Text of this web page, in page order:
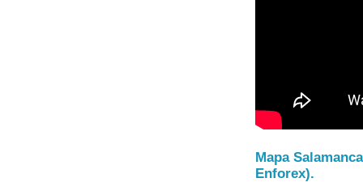
Mapa
Enforex).